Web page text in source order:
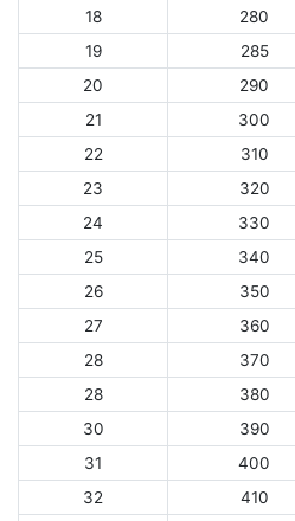
18 280
19
285
20
290
21
300
22
310
23
320
24
330
25
340
26
350
27
360
28
370
28
380
30
390
31
400
32
410